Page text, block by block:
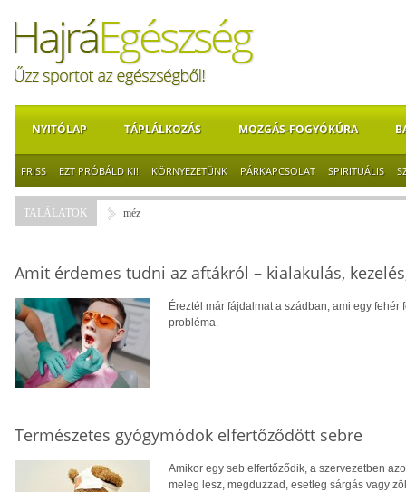
NYITÓLAP TÁPLÁLKOZÁS MOZGÁS-FOGYÓKÚRA
FRISS EZT PRÓBÁLD KI! KÖRNYEZETÜNK PÁRKAPCSOLAT SPIRITUÁLIS
TALÁLATOK méz
Amit érdemes tudni az aftákról – kialakulás,
Éreztél már fájdalmat a szádban, ami egy
probléma.
Természetes gyógymódok elfertőződött sebre
Amikor egy seb elfertőződik, a szervezetben
meleg lesz, megduzzad, esetleg sárgás vagy